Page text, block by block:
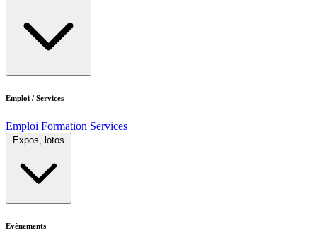
Emploi / Services
Emploi Formation Services
Expos, lotos
Evènements